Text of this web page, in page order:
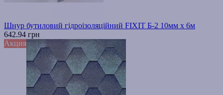
Шнур бутиловий гідроізоляційний FIXIT Б-2 10мм х 6м
642.94 грн
Акция